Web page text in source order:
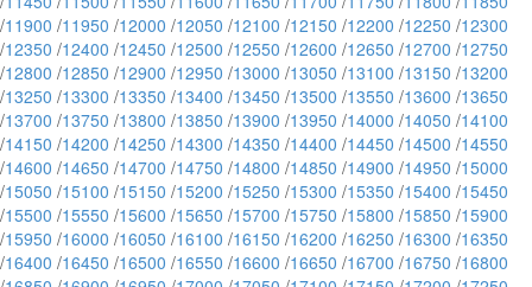
/11900 /11950 /12000 /12050 /12100 /12150 /12200 /12250 /12300
/12350 /12400 /12450 /12500 /12550 /12600 /12650 /12700 /12750
/12800 /12850 /12900 /12950 /13000 /13050 /13100 /13150 /13200
/13250 /13300 /13350 /13400 /13450 /13500 /13550 /13600 /13650
/13700 /13750 /13800 /13850 /13900 /13950 /14000 /14050 /14100
/14150 /14200 /14250 /14300 /14350 /14400 /14450 /14500 /14550
/14600 /14650 /14700 /14750 /14800 /14850 /14900 /14950 /15000
/15050 /15100 /15150 /15200 /15250 /15300 /15350 /15400 /15450
/15500 /15550 /15600 /15650 /15700 /15750 /15800 /15850 /15900
/15950 /16000 /16050 /16100 /16150 /16200 /16250 /16300 /16350
/16400 /16450 /16500 /16550 /16600 /16650 /16700 /16750 /16800